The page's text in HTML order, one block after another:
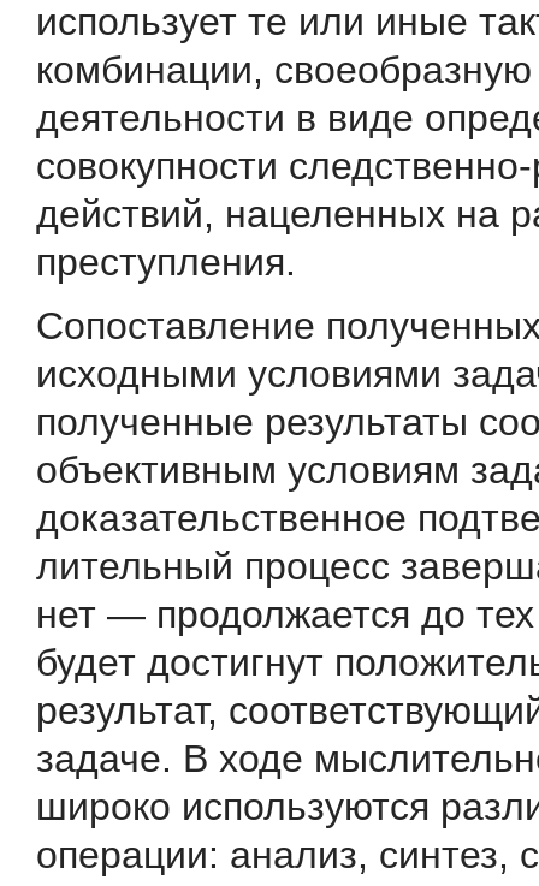
использует те или иные
комбинации,
деятельности в виде
совокупности
действий, нацеленных на
преступления.
Сопоставление
исходными условия­ми
полученные результаты
объективным условиям
доказательственное
лительный процесс
нет — продолжается до
будет достигнут
результат,
задаче. В ходе
широко используются
операции: анализ, синтез,